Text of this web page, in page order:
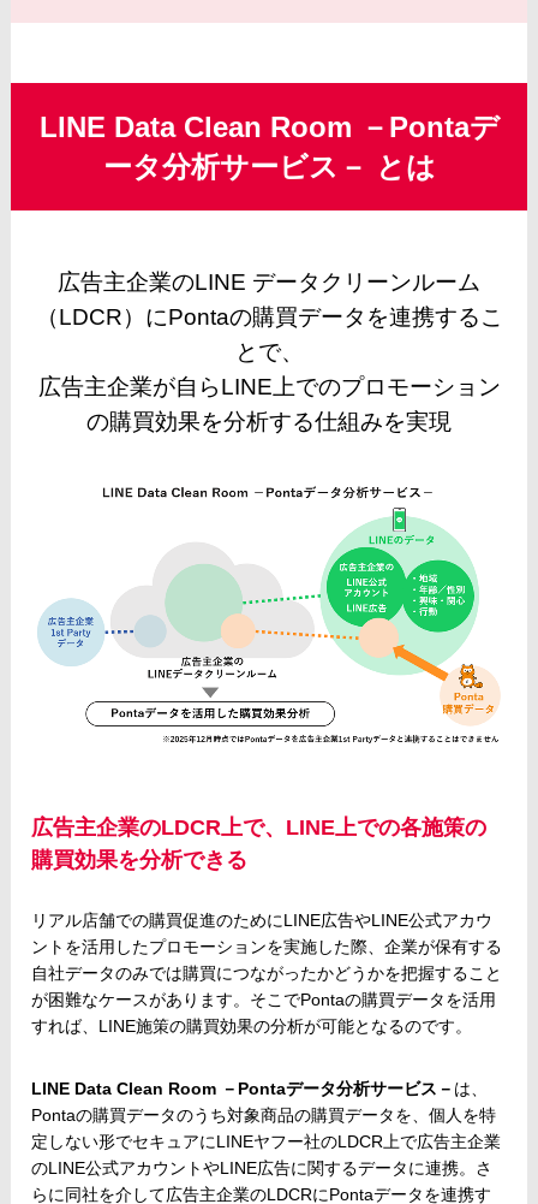
LINE Data Clean Room －Pontaデ
ータ分析サービス－ とは
広告主企業のLINE データクリーンルーム
（LDCR）にPontaの購買データを連携するこ
とで、
広告主企業が自らLINE上でのプロモーション
の購買効果を分析する仕組みを実現
広告主企業のLDCR上で、LINE上での各施策の
購買効果を分析できる
リアル店舗での購買促進のためにLINE広告やLINE公式アカウ
ントを活用したプロモーションを実施した際、企業が保有する
自社データのみでは購買につながったかどうかを把握すること
が困難なケースがあります。そこでPontaの購買データを活用
すれば、LINE施策の購買効果の分析が可能となるのです。
LINE Data Clean Room －Pontaデータ分析サービス－ は、
Pontaの購買データのうち対象商品の購買データを、個人を特
定しない形でセキュアにLINEヤフー社のLDCR上で広告主企業
のLINE公式アカウントやLINE広告に関するデータに連携。さ
らに同社を介して広告主企業のLDCRにPontaデータを連携す